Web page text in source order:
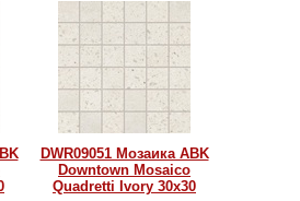
DWR09051 Мозаика ABK
Downtown Mosaico
Quadretti Ivory 30х30